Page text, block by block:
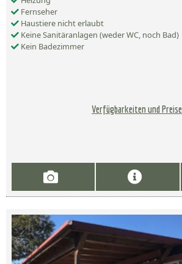
Fernseher
Haustiere nicht erlaubt
Keine Sanitäranlagen (weder WC, noch Bad)
Kein Badezimmer
Verfügbarkeiten und Preise